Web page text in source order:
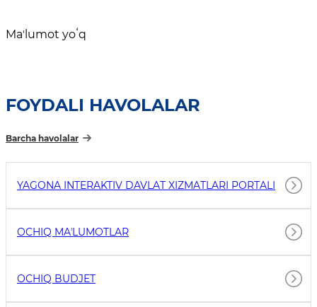
Maʼlumot yoʻq
FOYDALI HAVOLALAR
Barcha havolalar
YAGONA INTERAKTIV DAVLAT XIZMATLARI PORTALI
OCHIQ MAʼLUMOTLAR
OCHIQ BUDJET